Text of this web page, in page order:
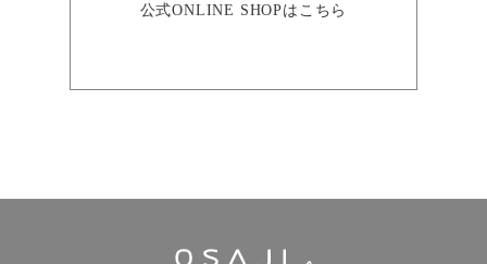
公式ONLINE SHOPはこちら